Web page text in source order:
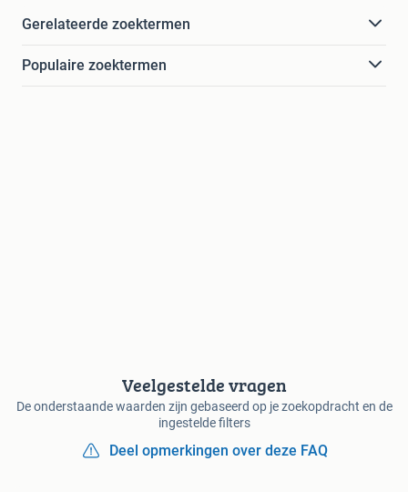
Gerelateerde zoektermen
Populaire zoektermen
Veelgestelde vragen
De onderstaande waarden zijn gebaseerd op je zoekopdracht en de
ingestelde filters
Deel opmerkingen over deze FAQ